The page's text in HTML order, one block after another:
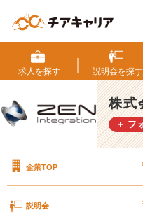
長
室
進
藤
の
自
【株
求人を探す 説明会を探す
株
＋ フ
企業TOP
説明会